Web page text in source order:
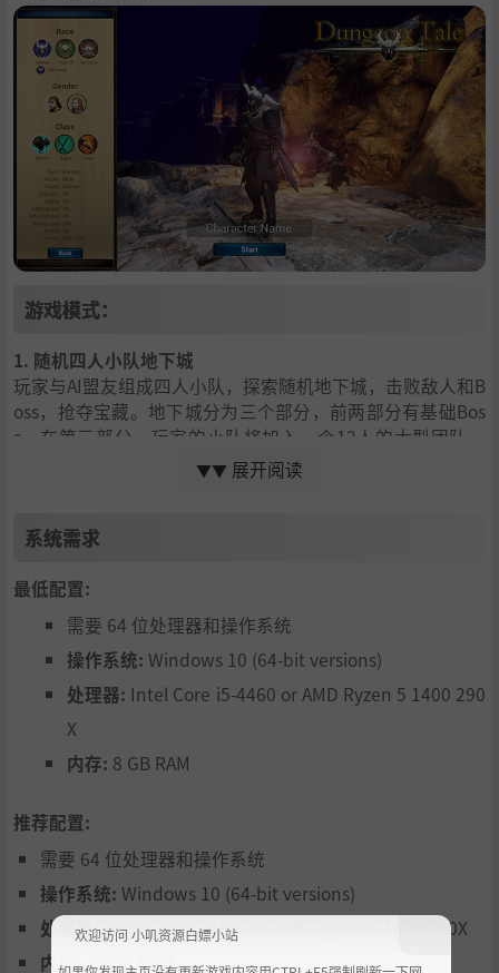
游戏模式：
1. 随机四人小队地下城
玩家与AI盟友组成四人小队，探索随机地下城，击败敌人和B
oss，抢夺宝藏。地下城分为三个部分，前两部分有基础Bos
s。在第三部分，玩家的小队将加入一个12人的大型团队，
挑战全球Boss。除了在地下城中获得的装备，玩家还将根据
玩家与AI队友进入竞技场，在数波次敌人的攻击下生存，每
将解锁。生存挑战分为两种类型：普通和BOSS。在BOSS挑
战中，玩家的小队必须在规定时间内连续击败五个地下城BO
SS，中途没有休息或恢复的时间。
种族：
：攻击增加20%的击晕机会。
高等精灵：能量上限增加33%。
职业：
战士：装备单手武器和盾牌，能够在连击中形成防御姿态，
同时在关键时刻使用备用的双手武器造成大量伤害。
盗贼：擅长使用双手近战武器，备用武器是弓，可以在远距
▼▼ 展开阅读
系统需求
最低配置:
需要 64 位处理器和操作系统
操作系统: Windows 10 (64-bit versions)
处理器: Intel Core i5-4460 or AMD Ryzen 5 1400 290
X
内存: 8 GB RAM
推荐配置:
需要 64 位处理器和操作系统
操作系统: Windows 10 (64-bit versions)
处理器:Intel Core i5-4460 or AMD Ryzen 5 1400 290X
内存:16 GB RAM
欢迎访问 小叽资源白嫖小站